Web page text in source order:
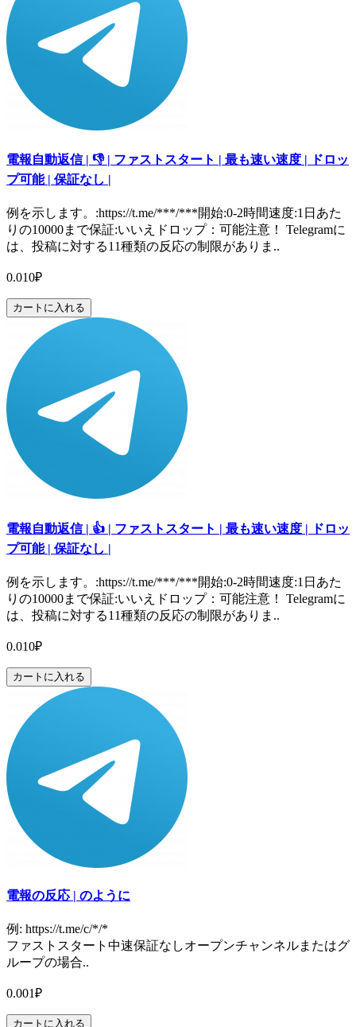
電報自動返信 | 👎 | ファストスタート | 最も速い速度 | ドロッ
プ可能 | 保証なし |
例を示します。:https://t.me/***/***開始:0-2時間速度:1日あた
りの10000まで保証:いいえドロップ：可能注意！ Telegramに
は、投稿に対する11種類の反応の制限がありま..
0.010₽
カートに入れる
電報自動返信 | 👍 | ファストスタート | 最も速い速度 | ドロッ
プ可能 | 保証なし |
例を示します。:https://t.me/***/***開始:0-2時間速度:1日あた
りの10000まで保証:いいえドロップ：可能注意！ Telegramに
は、投稿に対する11種類の反応の制限がありま..
0.010₽
カートに入れる
電報の反応 | のように
例: https://t.me/c/*/*
ファストスタート中速保証なしオープンチャンネルまたはグ
ループの場合..
0.001₽
カートに入れる